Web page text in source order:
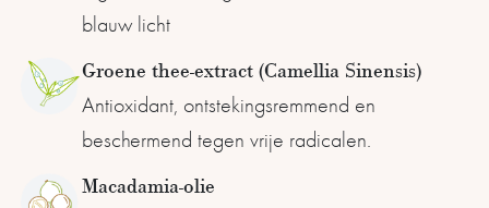
blauw licht
Groene thee-extract (Camellia Sinensis)
Antioxidant, ontstekingsremmend en
beschermend tegen vrije radicalen.
Macadamia-olie